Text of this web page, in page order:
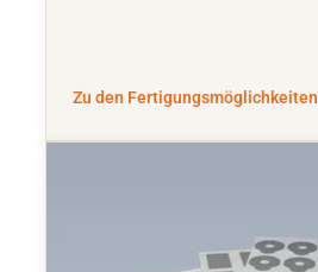
Zu den Fertigungsmöglichkeiten